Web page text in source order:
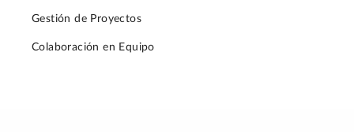
Gestión de Proyectos
Colaboración en Equipo